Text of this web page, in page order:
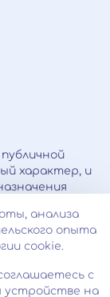
характер, и
и в
анализа
опыта
cookie.
с
устройстве на